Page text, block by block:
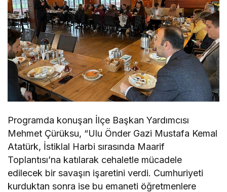
Programda konuşan İlçe Başkan Yardımcısı
Mehmet Çürüksu, “Ulu Önder Gazi Mustafa Kemal
Atatürk, İstiklal Harbi sırasında Maarif
Toplantısı’na katılarak cehaletle mücadele
edilecek bir savaşın işaretini verdi. Cumhuriyeti
kurduktan sonra ise bu emaneti öğretmenlere